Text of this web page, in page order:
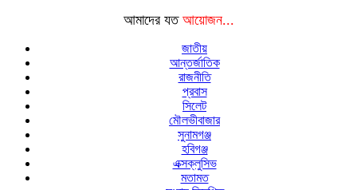
আমাদের যত আয়োজন...
জাতীয়
আন্তর্জাতিক
রাজনীতি
প্রবাস
সিলেট
মৌলভীবাজার
সুনামগঞ্জ
হবিগঞ্জ
এক্সক্লুসিভ
মতামত